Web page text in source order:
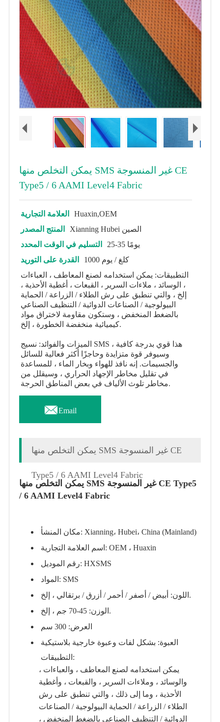
يمكن التخلص منها SMS غير المنسوجة CE
Type5 / 6 AAMI Level4 Fabric
العلامة التجارية
Huaxin,OEM
المنتج المصدر
Xianning Hubei الصين
التسليم في الوقت المحدد
25-35 يومًا
القدرة على التوريد
1000 كلغ / يوم
التطبيقات: يمكن استخدامه لصنع المعاطف ، العباءات
، الوسائد ، ملاءات السرير ، القبعات ، أغطية الأحذية ،
إلخ ، والتي تنطبق على رش الطلاء / الزراعة / الحماية
البيولوجية / الصناعات الدوائية / التنظيف الصناعي
بالضغط المنخفض ، وستكون مقاومة لاختراق مواد
كيميائية منخفضة الخطورة ، إلخ.
الميزات والفوائد: نسيج SMS هذا قوي بدرجة كافية ،
وسيوفر قوة متزايدة وحاجزًا أكثر فعالية للسائل
والجسيمات. إنه نافذ للهواء وبخار الماء ، للمساعدة
في تقليل مخاطر الإجهاد الحراري ، وسيقلل من
مخاطر تلوث الألياف في بعض المناطق الحرجة.
Email
يمكن التخلص منها SMS غير المنسوجة CE
Type5 / 6 AAMI Level4 Fabric
يمكن التخلص منها SMS غير المنسوجة CE Type5
/ 6 AAMI Level4 Fabric
مكان المنشأ: Xianning، Hubei، China (Mainland)
اسم العلامة التجارية: OEM ، Huaxin
رقم الموديل: HXSMS
المواد: SMS
اللون: أبيض / أصفر / أحمر / أزرق / برتقالي ، إلخ.
الوزن: 45-70 جم ، إلخ.
العرض: 300 سم
العبوة: بشكل لفات وعبوة خارجية بلاستيكية
التطبيقات:
يمكن استخدامه لصنع المعاطف ، والعباءات ،
والوسائد ، وملاءات السرير ، والقبعات ، وأغطية
الأحذية ، وما إلى ذلك ، والتي تنطبق على رش
الطلاء / الزراعة / الحماية البيولوجية / الصناعات
الدوائية / التنظيف الصناعي بالضغط المنخفض ،